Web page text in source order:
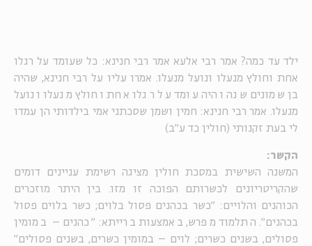
ילד עד כמה? אמר רבי אלעא אמר רבי חנינא: כל שעומד על רגלו
אחת וחולץ מנעלו ונועל מנעלו. אמרו עליו על רבי חנינא, שהיה
בן שמונים שנה והיה עומד על רגלו אחת וחולץ מנעלו ונועל
מנעלו. אמר רבי חנינא: חמין ושמן שסכתני אמי בילדותי הן עמדו
לי בעת זקנותי (חולין כד ע"ב)
הקשר:
המשנה השישית במסכת חולין מציגה רשימת עניינים דומים
שהקריטריונים לכשרותם הפוכה זו מזו. בין היתר מוזכרים
הכוהנים והלויים: "כשר בכהנים פסול בלוים; כשר בלוים פסול
בכהנים". התלמוד מפרש, באמצעות ברייתא: "כהנים – במומין
פסולים, בשנים כשרים; לוים – במומין כשרים, בשנים פסולים"